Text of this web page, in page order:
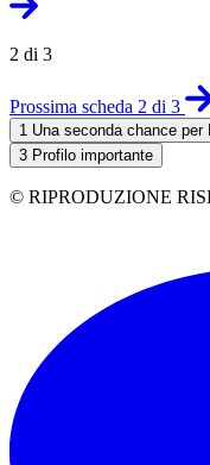
2 di 3
Prossima scheda 2 di 3
1 Una seconda chance per
3 Profilo importante
© RIPRODUZIONE